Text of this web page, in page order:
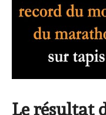
Le résultat